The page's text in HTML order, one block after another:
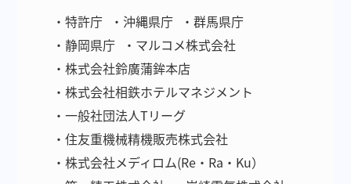
・特許庁 ・沖縄県庁
・群馬県庁
・静岡県庁
・マルコメ株式会社
・株式会社鈴廣蒲鉾本店
・株式会社相鉄ホテルマネジメント
・一般社団法人Tリーグ
・住友重機械精機販売株式会社
・株式会社メディロム(Re・Ra・Ku）